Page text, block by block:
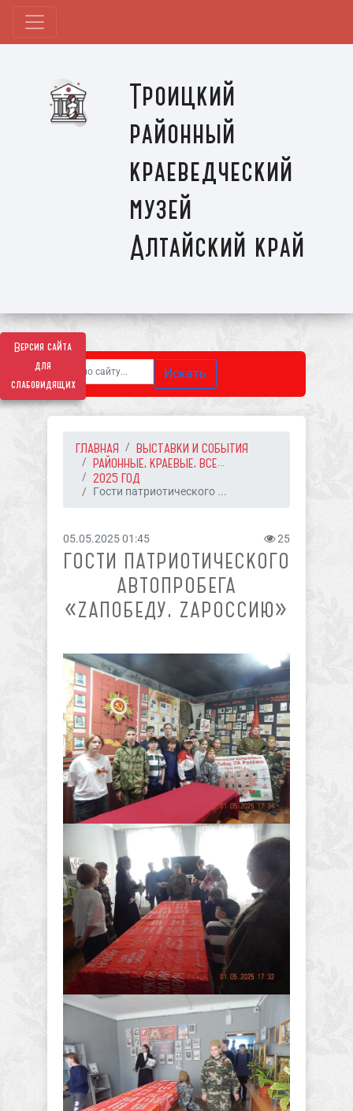
Версия сайта
для
слабовидящих
Троицкий
районный
краеведческий
музей
Алтайский край
Искать
ГЛАВНАЯ
ВЫСТАВКИ И СОБЫТИЯ
РАЙОННЫЕ, КРАЕВЫЕ, ВСЕ...
2025 ГОД
Гости патриотического ...
05.05.2025 01:45 25
ГОСТИ ПАТРИОТИЧЕСКОГО
АВТОПРОБЕГА
«ZАПОБЕДУ, ZАРОССИЮ»